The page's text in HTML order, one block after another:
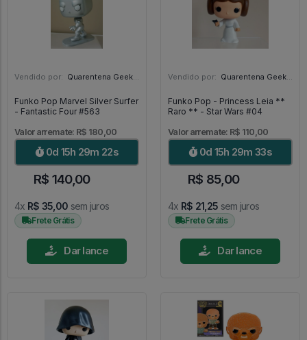
Vendido por: Quarentena Geek Store - SP
Funko Pop Marvel Silver Surfer
- Fantastic Four #563
Valor arremate: R$ 180,00
0d 15h 29m 21s
R$ 140,00
4x R$ 35,00 sem juros
Frete Grátis
Dar lance
Vendido por: Quarentena Geek Store - SP
Funko Pop - Princess Leia **
Raro ** - Star Wars #04
Valor arremate: R$ 110,00
0d 15h 29m 32s
R$ 85,00
4x R$ 21,25 sem juros
Frete Grátis
Dar lance